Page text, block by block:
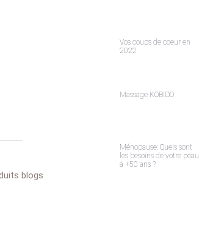
Vos coups de coeur en
2022
Massage KOBIDO
Ménopause: Quels sont
les besoins de votre peau
à +50 ans ?